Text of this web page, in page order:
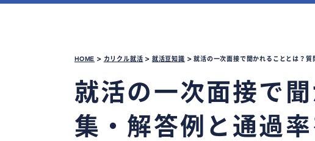
HOME > カリクル就活 > 就活豆知識 >就活の一次面接で聞かれることとは？質
就活の一次面接で
集・解答例と通過